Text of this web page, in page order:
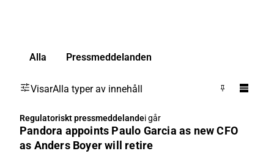
Alla Pressmeddelanden
VisarAlla typer av innehåll
Regulatoriskt pressmeddelandei går
Pandora appoints Paulo Garcia as new CFO
as Anders Boyer will retire